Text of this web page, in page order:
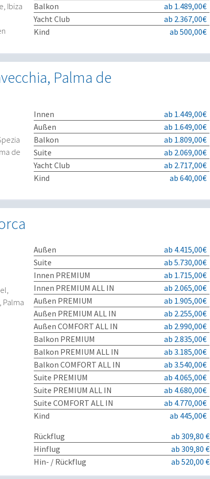
Ibiza
Balkon
ab 1.489,00€
Yacht Club
ab 2.367,00€
Kind
ab 500,00€
Palma de
de
Innen
ab 1.449,00€
Außen
ab 1.649,00€
Balkon
ab 1.809,00€
Suite
ab 2.069,00€
Yacht Club
ab 2.717,00€
Kind
ab 640,00€
Palma
Außen
ab 4.415,00€
Suite
ab 5.730,00€
Innen PREMIUM
ab 1.715,00€
Innen PREMIUM ALL IN
ab 2.065,00€
Außen PREMIUM
ab 1.905,00€
Außen PREMIUM ALL IN
ab 2.255,00€
Außen COMFORT ALL IN
ab 2.990,00€
Balkon PREMIUM
ab 2.835,00€
Balkon PREMIUM ALL IN
ab 3.185,00€
Balkon COMFORT ALL IN
ab 3.540,00€
Suite PREMIUM
ab 4.065,00€
Suite PREMIUM ALL IN
ab 4.680,00€
Suite COMFORT ALL IN
ab 4.770,00€
Kind
ab 445,00€
Rückflug
ab 309,80 €
Hinflug
ab 309,80 €
Hin- / Rückflug
ab 520,00 €